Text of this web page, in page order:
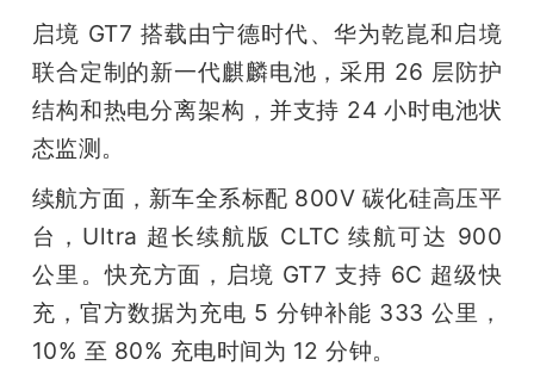
启境 GT7 搭载由宁德时代、华为乾崑和启境
联合定制的新一代麒麟电池，采用 26 层防护
结构和热电分离架构，并支持 24 小时电池状
态监测。
续航方面，新车全系标配 800V 碳化硅高压平
台，Ultra 超长续航版 CLTC 续航可达 900
公里。快充方面，启境 GT7 支持 6C 超级快
充，官方数据为充电 5 分钟补能 333 公里，
10% 至 80% 充电时间为 12 分钟。